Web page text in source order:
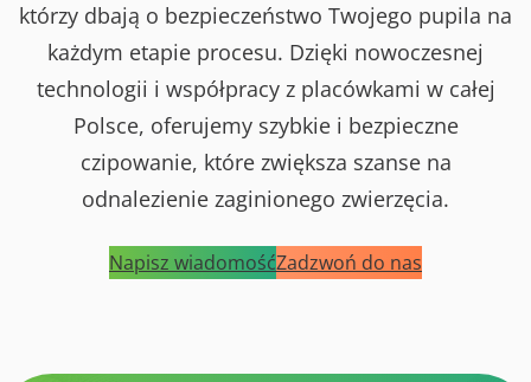
którzy dbają o bezpieczeństwo Twojego pupila na
każdym etapie procesu. Dzięki nowoczesnej
technologii i współpracy z placówkami w całej
Polsce, oferujemy szybkie i bezpieczne
czipowanie, które zwiększa szanse na
odnalezienie zaginionego zwierzęcia.
Napisz wiadomośćZadzwoń do nas